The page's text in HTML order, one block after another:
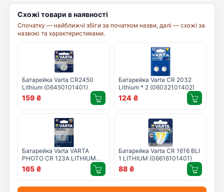
Схожі товари в наявності
Спочатку — найближчі збіги за початком назви, далі — схожі за
назвою та характеристиками.
Батарейка Varta CR2450
Lithium (06450101401)
159 ₴
Батарейка Varta CR 2032
Lithium * 2 (06032101402)
124 ₴
Батарейка Varta VARTA
PHOTO CR 123A LITHIUM
(06205301401)
165 ₴
Батарейка Varta CR 1616 BLI
1 LITHIUM (06616101401)
88 ₴